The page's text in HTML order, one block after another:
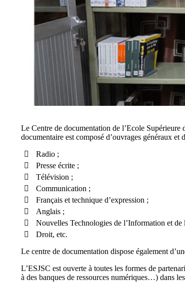
Le Centre de documentation de l’Ecole Supérieure
documentaire est composé d’ouvrages généraux et
Radio ;
Presse écrite ;
Télévision ;
Communication ;
Français et technique d’expression ;
Anglais ;
Nouvelles Technologies de l’Information et
Droit, etc.
Le centre de documentation dispose également
L’ESJSC est ouverte à toutes les formes de
à des banques de ressources numériques…) dans